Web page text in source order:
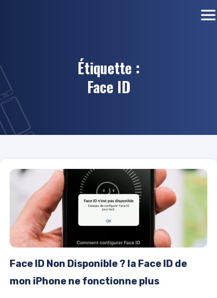
Étiquette :
Face ID
Face ID Non Disponible ? la Face ID de
mon iPhone ne fonctionne plus